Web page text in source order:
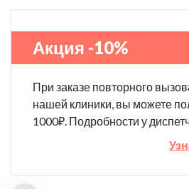
Акция -10%
При заказе повторного
нашей клиники, вы можете
1000₽. Подробности у